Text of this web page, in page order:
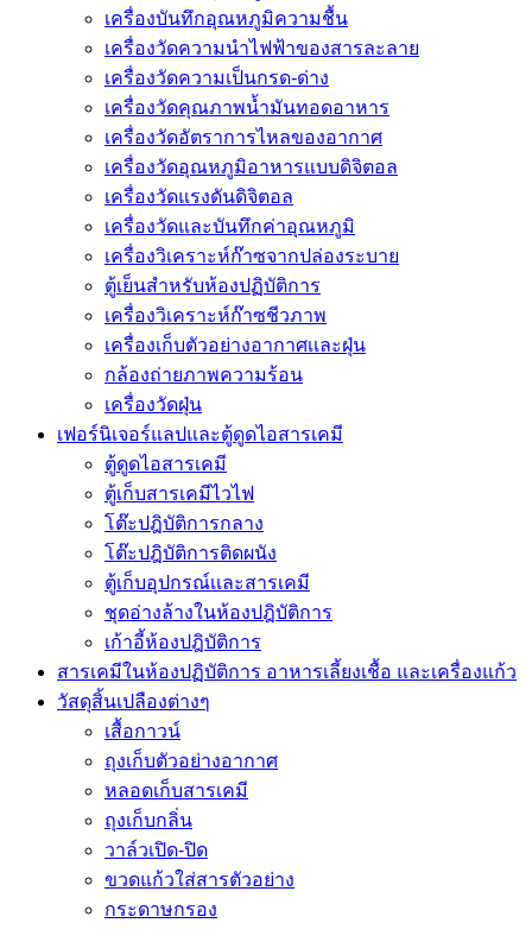
เครื่องบันทึกอุณหภูมิความชื้น
เครื่องวัดความนําไฟฟ้าของสารละลาย
เครื่องวัดความเป็นกรด-ด่าง
เครื่องวัดคุณภาพน้ำมันทอดอาหาร
เครื่องวัดอัตราการไหลของอากาศ
เครื่องวัดอุณหภูมิอาหารแบบดิจิตอล
เครื่องวัดแรงดันดิจิตอล
เครื่องวัดและบันทึกค่าอุณหภูมิ
เครื่องวิเคราะห์ก๊าซจากปล่องระบาย
ตู้เย็นสำหรับห้องปฏิบัติการ
เครื่องวิเคราะห์ก๊าซชีวภาพ
เครื่องเก็บตัวอย่างอากาศเเละฝุ่น
กล้องถ่ายภาพความร้อน
เครื่องวัดฝุ่น
เฟอร์นิเจอร์แลปและตู้ดูดไอสารเคมี
ตู้ดูดไอสารเคมี
ตู้เก็บสารเคมีไวไฟ
โต๊ะปฎิบัติการกลาง
โต๊ะปฎิบัติการติดผนัง
ตู้เก็บอุปกรณ์เเละสารเคมี
ชุดอ่างล้างในห้องปฎิบัติการ
เก้าอี้ห้องปฎิบัติการ
สารเคมีในห้องปฏิบัติการ อาหารเลี้ยงเชื้อ และเครื่องแก้ว
วัสดุสิ้นเปลืองต่างๆ
เสื้อกาวน์
ถุงเก็บตัวอย่างอากาศ
หลอดเก็บสารเคมี
ถุงเก็บกลิ่น
วาล์วเปิด-ปิด
ขวดแก้วใส่สารตัวอย่าง
กระดาษกรอง